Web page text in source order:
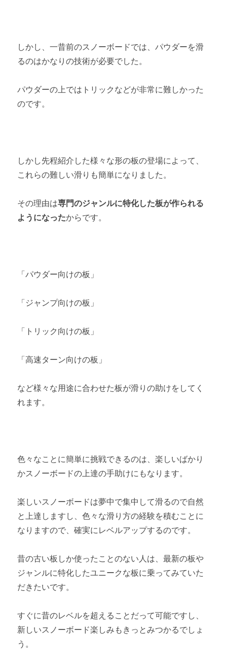
しかし、一昔前のスノーボードでは、パウダーを滑
るのはかなりの技術が必要でした。
パウダーの上ではトリックなどが非常に難しかった
のです。
しかし先程紹介した様々な形の板の登場によって、
これらの難しい滑りも簡単になりました。
その理由は専門のジャンルに特化した板が作られる
ようになったからです。
「パウダー向けの板」
「ジャンプ向けの板」
「トリック向けの板」
「高速ターン向けの板」
など様々な用途に合わせた板が滑りの助けをしてく
れます。
色々なことに簡単に挑戦できるのは、楽しいばかり
かスノーボードの上達の手助けにもなります。
楽しいスノーボードは夢中で集中して滑るので自然
と上達しますし、色々な滑り方の経験を積むことに
なりますので、確実にレベルアップするのです。
昔の古い板しか使ったことのない人は、最新の板や
ジャンルに特化したユニークな板に乗ってみていた
だきたいです。
すぐに昔のレベルを超えることだって可能ですし、
新しいスノーボード楽しみもきっとみつかるでしょ
う。